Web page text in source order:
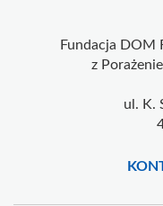
Fundacja DOM
z
ul. K.